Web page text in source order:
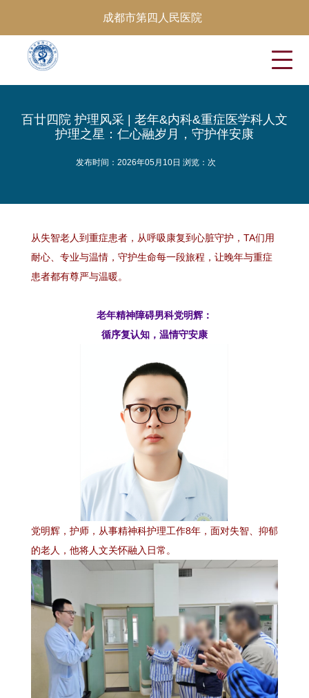
成都市第四人民医院
百廿四院 护理风采 | 老年&内科&重症医学科人文
护理之星：仁心融岁月，守护伴安康
发布时间：2026年05月10日 浏览： 次
从失智老人到重症患者，从呼吸康复到心脏守护，TA们用
耐心、专业与温情，守护生命每一段旅程，让晚年与重症
患者都有尊严与温暖。
老年精神障碍男科党明辉：
循序复认知，温情守安康
党明辉，护师，从事精神科护理工作8年，面对失智、抑郁
的老人，他将人文关怀融入日常。